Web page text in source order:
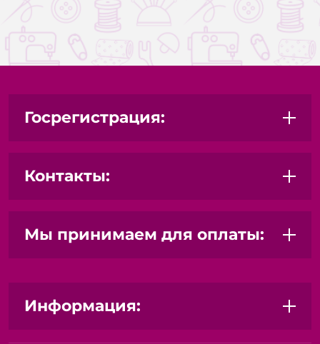
Госрегистрация:
Контакты:
Мы принимаем для оплаты:
Информация: